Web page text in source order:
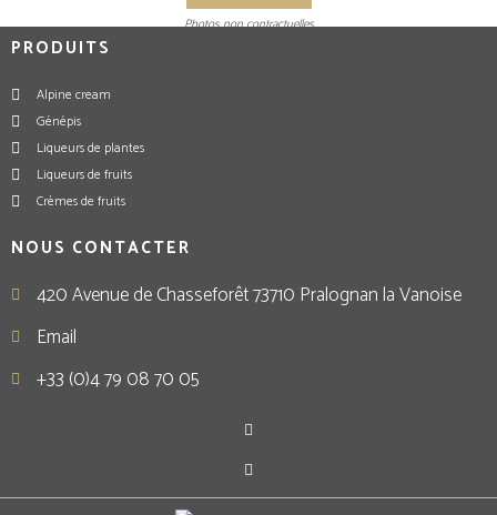
Photos non contractuelles
PRODUITS
Alpine cream
Génépis
Liqueurs de plantes
Liqueurs de fruits
Crèmes de fruits
NOUS CONTACTER
420 Avenue de Chasseforêt 73710 Pralognan la Vanoise
Email
+33 (0)4 79 08 70 05